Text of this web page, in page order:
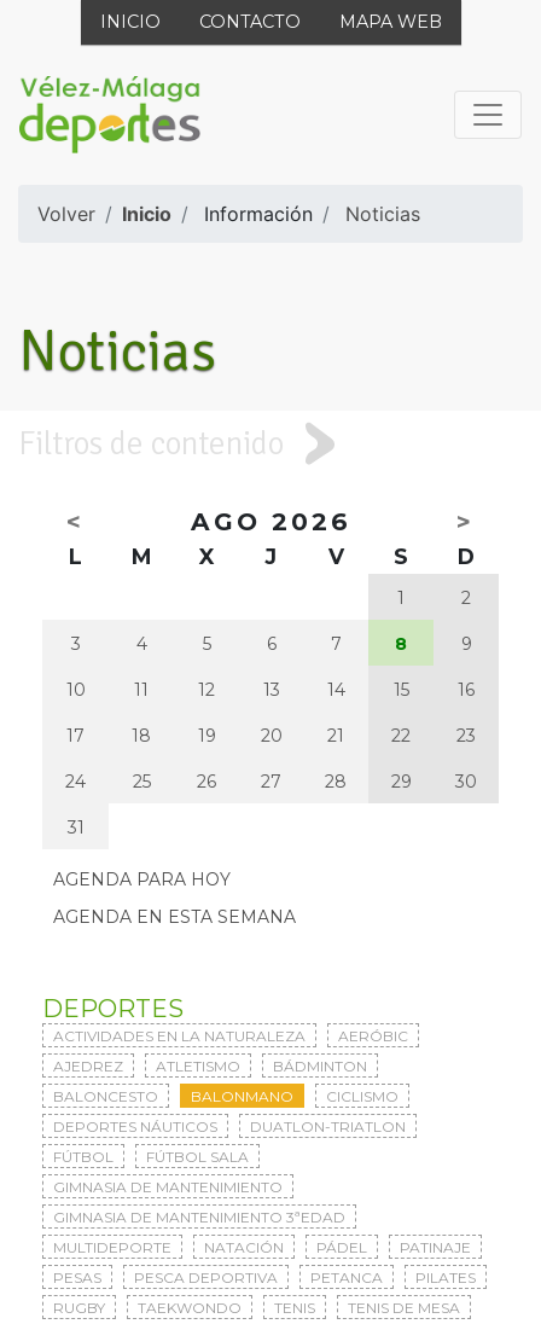
INICIO CONTACTO MAPA WEB
Volver Inicio Información Noticias
Noticias
Filtros de contenido
< AGO 2026 >
L M X J V S D
1 2
3 4 5 6 7 8 9
10 11 12 13 14 15 16
17 18 19 20 21 22 23
24 25 26 27 28 29 30
31
AGENDA PARA HOY
AGENDA EN ESTA SEMANA
DEPORTES
ACTIVIDADES EN LA NATURALEZA
AERÓBIC
AJEDREZ
ATLETISMO
BÁDMINTON
BALONCESTO
BALONMANO
CICLISMO
DEPORTES NÁUTICOS
DUATLON-TRIATLON
FÚTBOL
FÚTBOL SALA
GIMNASIA DE MANTENIMIENTO
GIMNASIA DE MANTENIMIENTO 3ªEDAD
MULTIDEPORTE
NATACIÓN PÁDEL
PATINAJE
PESAS
PESCA DEPORTIVA PETANCA
PILATES
RUGBY
TAEKWONDO TENIS TENIS DE MESA